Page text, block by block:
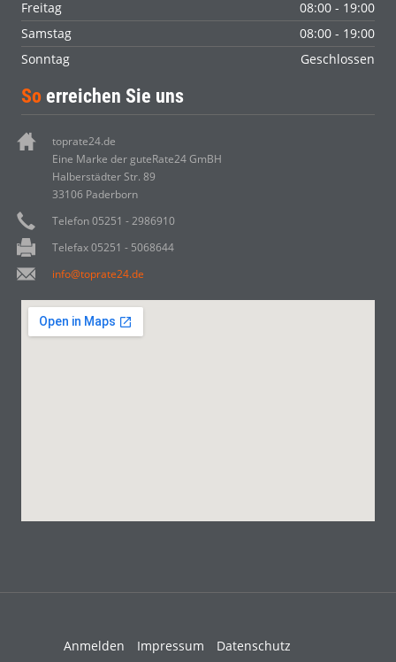
Freitag
08:00 - 19:00
Samstag
08:00 - 19:00
Sonntag
Geschlossen
So erreichen Sie uns
toprate24.de
Eine Marke der guteRate24 GmBH
Halberstädter Str. 89
33106 Paderborn
Telefon 05251 - 2986910
Telefax 05251 - 5068644
info@toprate24.de
Anmelden Impressum
Datenschutz